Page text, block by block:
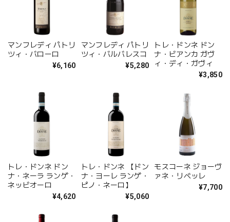
マンフレディ パトリ
ツィ・バローロ
¥6,160
マンフレディ パトリ
ツィ・バルバレスコ
¥5,280
トレ・ドンネ ドン
ナ・ビアンカ ガヴ
ィ・ディ・ガヴィ
¥3,850
トレ・ドンネ ドン
ナ・ネーラ ランゲ・
ネッビオーロ
¥4,620
トレ・ドンネ 【ドン
ナ・ヨーレ ランゲ・
ピノ・ネーロ】
¥5,060
モスコーネ ジョーヴ
ァネ・リベッレ
¥7,700